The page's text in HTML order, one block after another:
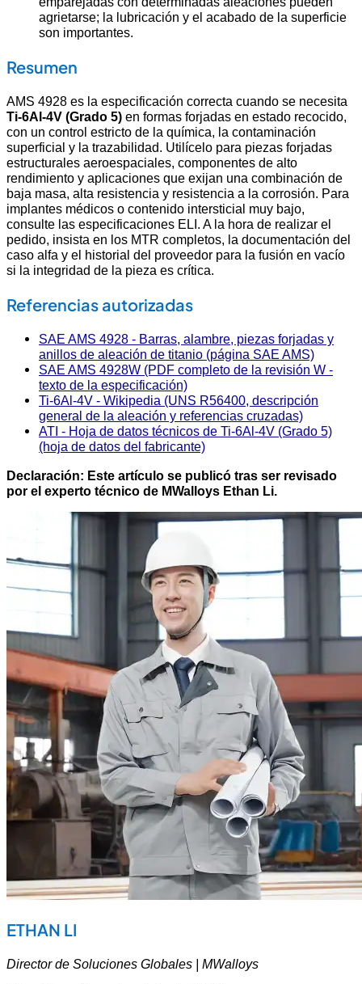
agrietarse; la lubricación y el acabado de la superficie
son importantes.
Resumen
AMS 4928 es la especificación correcta cuando se necesita
Ti-6Al-4V (Grado 5) en formas forjadas en estado recocido,
con un control estricto de la química, la contaminación
superficial y la trazabilidad. Utilícelo para piezas forjadas
estructurales aeroespaciales, componentes de alto
rendimiento y aplicaciones que exijan una combinación de
baja masa, alta resistencia y resistencia a la corrosión. Para
implantes médicos o contenido intersticial muy bajo,
consulte las especificaciones ELI. A la hora de realizar el
pedido, insista en los MTR completos, la documentación del
caso alfa y el historial del proveedor para la fusión en vacío
si la integridad de la pieza es crítica.
Referencias autorizadas
SAE AMS 4928 - Barras, alambre, piezas forjadas y
anillos de aleación de titanio (página SAE AMS)
SAE AMS 4928W (PDF completo de la revisión W -
texto de la especificación)
Ti-6Al-4V - Wikipedia (UNS R56400, descripción
general de la aleación y referencias cruzadas)
ATI - Hoja de datos técnicos de Ti-6Al-4V (Grado 5)
(hoja de datos del fabricante)
Declaración: Este artículo se publicó tras ser revisado
por el experto técnico de MWalloys Ethan Li.
ETHAN LI
Director de Soluciones Globales | MWalloys